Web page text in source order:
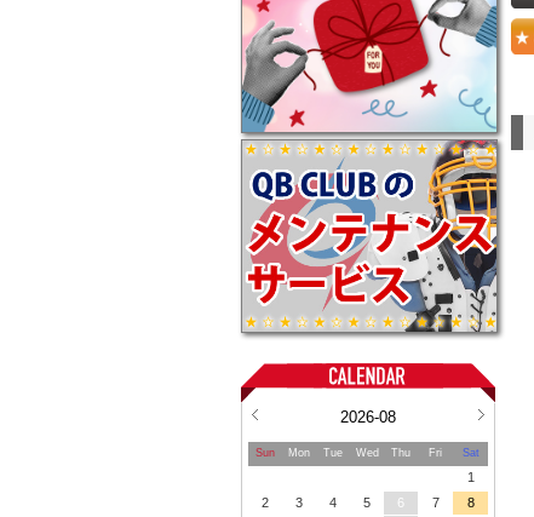
2026-08
Sun Mon Tue Wed Thu Fri Sat
1
2
3 4 5 6 7
8